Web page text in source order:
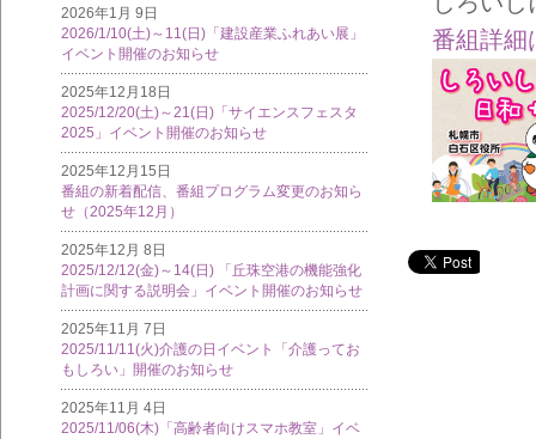
2026年1月 9日
2026/1/10(土)～11(日)「建設産業ふれあい展」
イベント開催のお知らせ
2025年12月18日
2025/12/20(土)～21(日)「サイエンスフェスタ
2025」イベント開催のお知らせ
2025年12月15日
番組の新着配信、番組プログラム変更のお知ら
せ（2025年12月）
2025年12月 8日
2025/12/12(金)～14(日) 「丘珠空港の機能強化
計画に関する説明会」イベント開催のお知らせ
2025年11月 7日
2025/11/11(火)介護の日イベント「介護ってお
もしろい」開催のお知らせ
2025年11月 4日
2025/11/06(木)「高齢者向けスマホ教室」イベ
番組詳細